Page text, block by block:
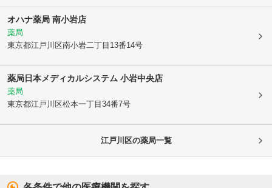
オハナ薬局 南小岩店
薬局
東京都江戸川区南小岩二丁目13番14号
薬局日本メディカルシステム 小岩中央店
薬局
東京都江戸川区松本一丁目34番7号
江戸川区の薬局一覧